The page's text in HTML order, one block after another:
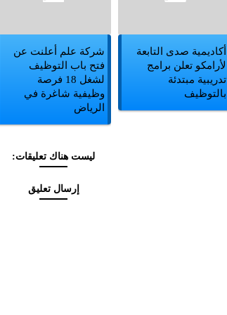
أكاديمية صدى التابعة
لأرامكو تعلن برامج
تدريبية مبتدئة
بالتوظيف
شركة علم أعلنت عن
فتح باب التوظيف
لشغل 18 فرصة
وظيفية شاغرة في
الرياض
ليست هناك تعليقات:
إرسال تعليق